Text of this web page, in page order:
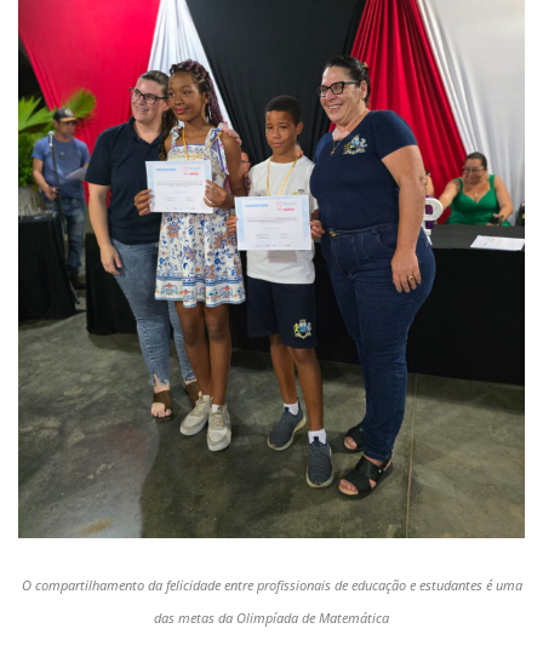
O compartilhamento da felicidade entre profissionais de educação e estudantes é uma
das metas da Olimpíada de Matemática